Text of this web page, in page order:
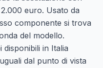
euro. Usato da
componente si trova
del modello.
disponibili in Italia
dal punto di vista